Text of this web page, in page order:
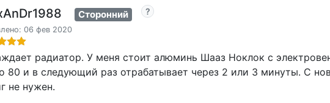
Сторонний
06 фев 2020
радиатор. У меня стоит алюминь Шааз Ноклок с
80 и в следующий раз отрабатывает через 2 или 3 минуты. С
не нужен.